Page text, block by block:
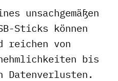
unsachgemäßen
Sticks können
von
bis
Datenverlusten.